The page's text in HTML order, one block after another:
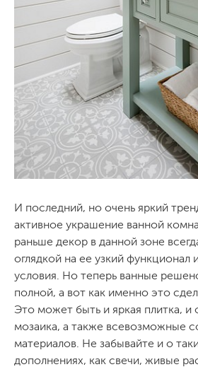
И последний, но очень яркий
активное украшение ванной
раньше декор в данной зоне
оглядкой на ее узкий функционал
условия. Но теперь ванные
полной, а вот как именно это
Это может быть и яркая плитка,
мозаика, а также всевозможные
материалов. Не забывайте и о
дополнениях, как свечи, живые